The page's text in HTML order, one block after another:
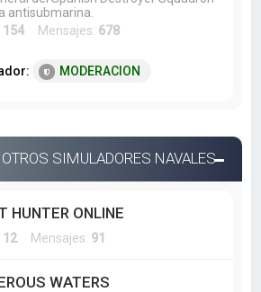
antisubmarina.
154 Mensajes: 678
MODERACION
SIMULADORES NAVALES
HUNTER ONLINE
12Mensajes: 91
WATERS